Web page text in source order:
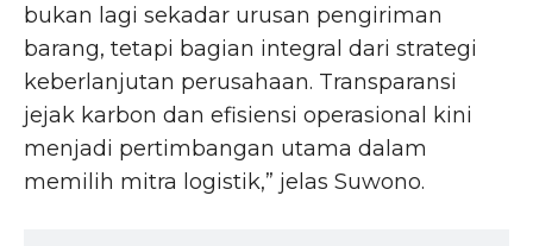
bukan lagi sekadar urusan pengiriman
barang, tetapi bagian integral dari strategi
keberlanjutan perusahaan. Transparansi
jejak karbon dan efisiensi operasional kini
menjadi pertimbangan utama dalam
memilih mitra logistik,” jelas Suwono.